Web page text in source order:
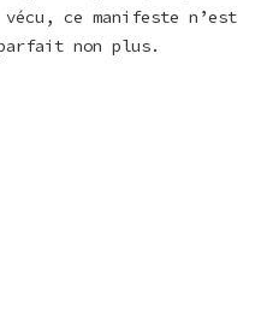
ce manifeste n’est
non plus.